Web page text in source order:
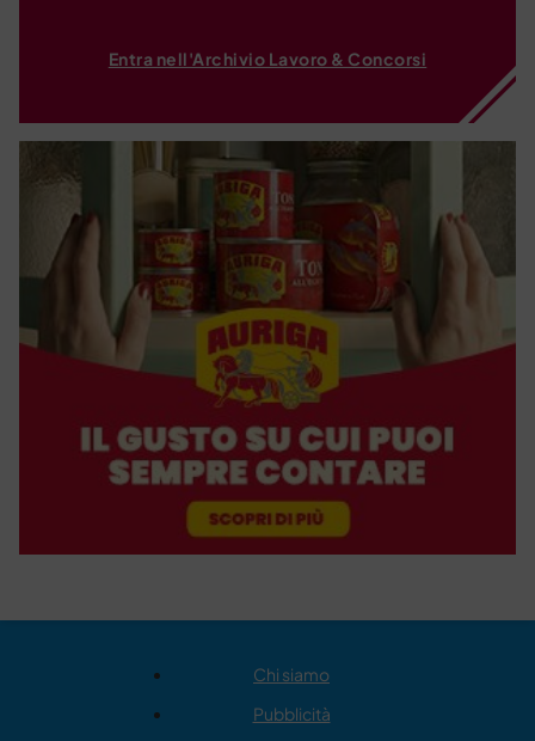
Entra nell'Archivio Lavoro & Concorsi
Chi siamo
Pubblicità